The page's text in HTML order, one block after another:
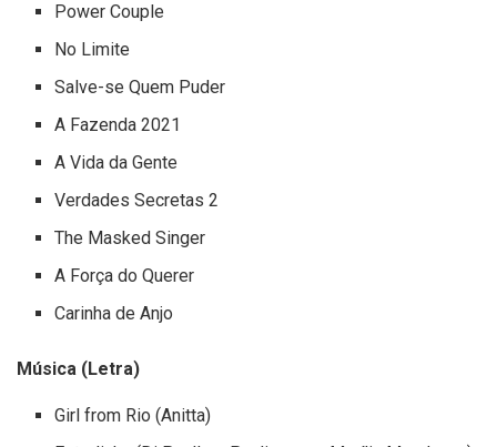
Power Couple
No Limite
Salve-se Quem Puder
A Fazenda 2021
A Vida da Gente
Verdades Secretas 2
The Masked Singer
A Força do Querer
Carinha de Anjo
Música (Letra)
Girl from Rio (Anitta)